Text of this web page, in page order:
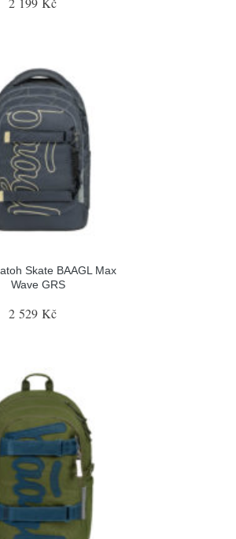
Skate BAAGL Max
Wave GRS
2 529 Kč